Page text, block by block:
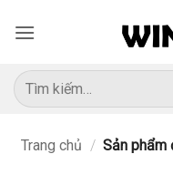
qua
dung
Tìm
kiếm:
Trang chủ / Sản phẩm